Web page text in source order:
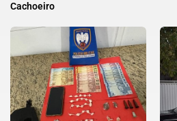
Cachoeiro